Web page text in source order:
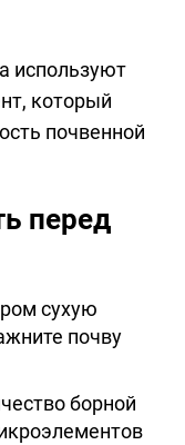
используют
который
почвенной
перед
сухую
почву
борной